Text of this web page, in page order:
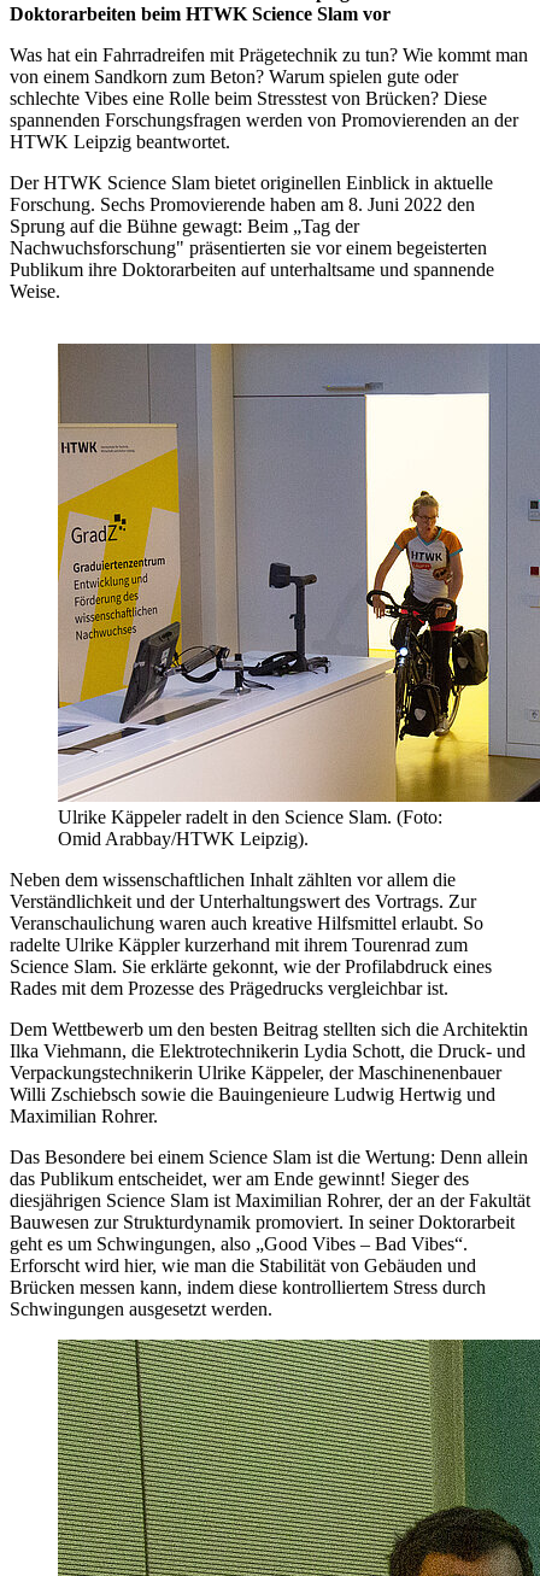
Doktorarbeiten beim HTWK Science Slam vor
Was hat ein Fahrradreifen mit Prägetechnik zu tun? Wie kommt man
von einem Sandkorn zum Beton? Warum spielen gute oder
schlechte Vibes eine Rolle beim Stresstest von Brücken? Diese
spannenden Forschungsfragen werden von Promovierenden an der
HTWK Leipzig beantwortet.
Der HTWK Science Slam bietet originellen Einblick in aktuelle
Forschung. Sechs Promovierende haben am 8. Juni 2022 den
Sprung auf die Bühne gewagt: Beim „Tag der
Nachwuchsforschung" präsentierten sie vor einem begeisterten
Publikum ihre Doktorarbeiten auf unterhaltsame und spannende
Weise.
Ulrike Käppeler radelt in den Science Slam. (Foto:
Omid Arabbay/HTWK Leipzig).
Neben dem wissenschaftlichen Inhalt zählten vor allem die
Verständlichkeit und der Unterhaltungswert des Vortrags. Zur
Veranschaulichung waren auch kreative Hilfsmittel erlaubt. So
radelte Ulrike Käppler kurzerhand mit ihrem Tourenrad zum
Science Slam. Sie erklärte gekonnt, wie der Profilabdruck eines
Rades mit dem Prozesse des Prägedrucks vergleichbar ist.
Dem Wettbewerb um den besten Beitrag stellten sich die Architektin
Ilka Viehmann, die Elektrotechnikerin Lydia Schott, die Druck- und
Verpackungstechnikerin Ulrike Käppeler, der Maschinenenbauer
Willi Zschiebsch sowie die Bauingenieure Ludwig Hertwig und
Maximilian Rohrer.
Das Besondere bei einem Science Slam ist die Wertung: Denn allein
das Publikum entscheidet, wer am Ende gewinnt! Sieger des
diesjährigen Science Slam ist Maximilian Rohrer, der an der Fakultät
Bauwesen zur Strukturdynamik promoviert. In seiner Doktorarbeit
geht es um Schwingungen, also „Good Vibes – Bad Vibes“.
Erforscht wird hier, wie man die Stabilität von Gebäuden und
Brücken messen kann, indem diese kontrolliertem Stress durch
Schwingungen ausgesetzt werden.